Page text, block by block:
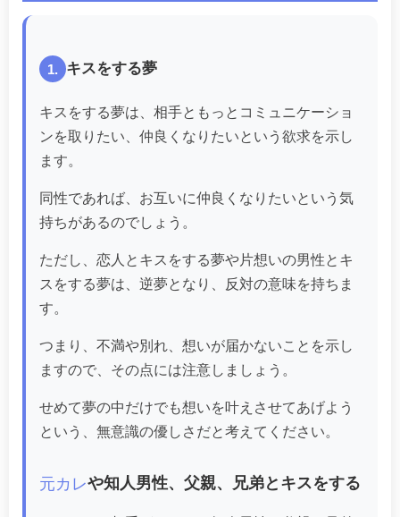
1. キスをする夢
キスをする夢は、相手ともっとコミュニケーショ
ンを取りたい、仲良くなりたいという欲求を示し
ます。
同性であれば、お互いに仲良くなりたいという気
持ちがあるのでしょう。
ただし、恋人とキスをする夢や片想いの男性とキ
スをする夢は、逆夢となり、反対の意味を持ちま
す。
つまり、不満や別れ、想いが届かないことを示し
ますので、その点には注意しましょう。
せめて夢の中だけでも想いを叶えさせてあげよう
という、無意識の優しさだと考えてください。
元カレや知人男性、父親、兄弟とキスをする